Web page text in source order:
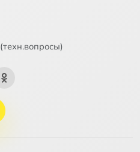
(техн.вопросы)